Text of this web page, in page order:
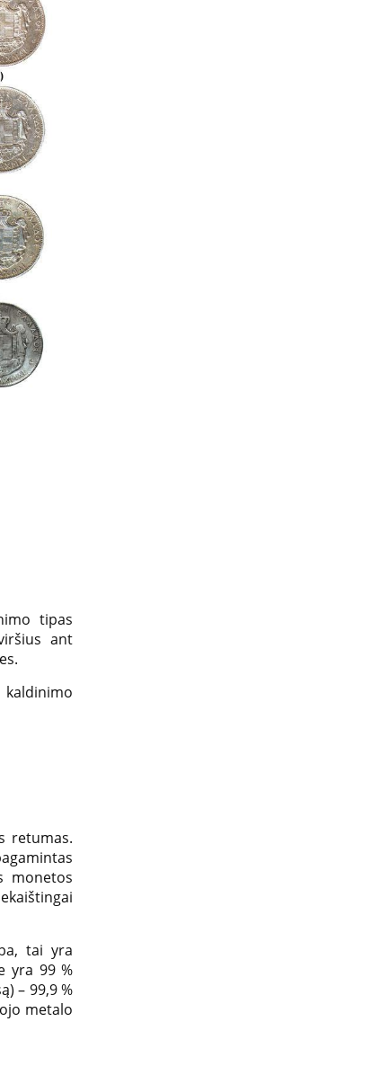
tipas
ant
retumas.
monetos
tai yra
yra 99 %
– 99,9 %
metalo